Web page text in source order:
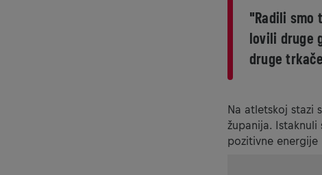
"Radili smo
lovili druge
druge
Na atletskoj stazi
županija.
pozitivne